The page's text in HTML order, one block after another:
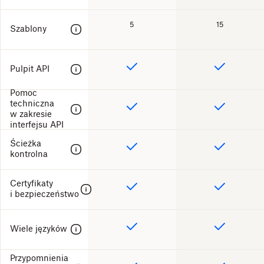
Szablony
Pulpit API
Pomoc
techniczna
w zakresie
interfejsu API
Ścieżka
kontrolna
Certyfikaty
i bezpieczeństwo
Wiele języków
Przypomnienia
5 15